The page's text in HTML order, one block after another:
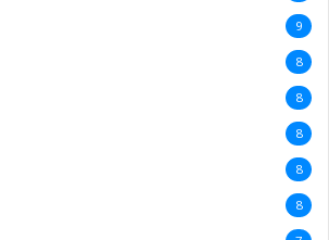
9
8
8
8
8
8